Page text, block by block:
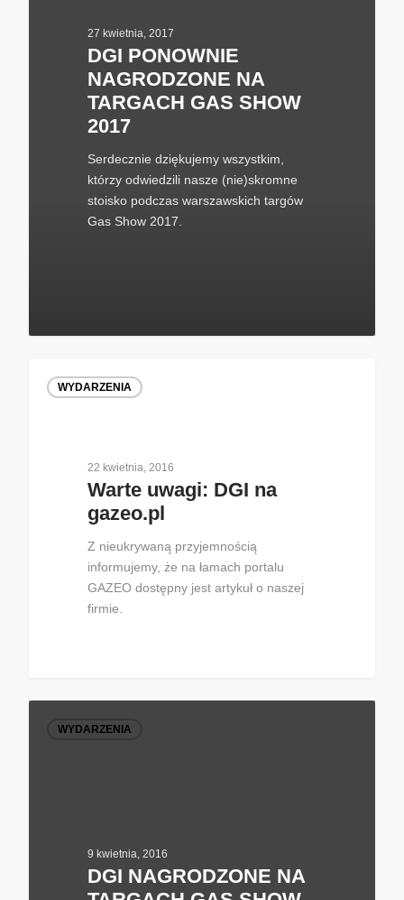
27 kwietnia, 2017
DGI PONOWNIE
NAGRODZONE NA
TARGACH GAS SHOW
2017
Serdecznie dziękujemy wszystkim,
którzy odwiedzili nasze (nie)skromne
stoisko podczas warszawskich targów
Gas Show 2017.
WYDARZENIA
22 kwietnia, 2016
Warte uwagi: DGI na
gazeo.pl
Z nieukrywaną przyjemnością
informujemy, że na łamach portalu
GAZEO dostępny jest artykuł o naszej
firmie.
WYDARZENIA
9 kwietnia, 2016
DGI NAGRODZONE NA